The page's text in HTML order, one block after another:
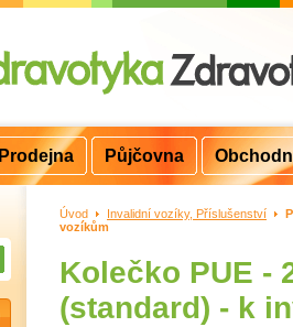
Úvod > Invalidní vozíky, Příslušenství >
vozíkům
Kolečko PUE -
(standard) - k
Prodejna Půjčovna